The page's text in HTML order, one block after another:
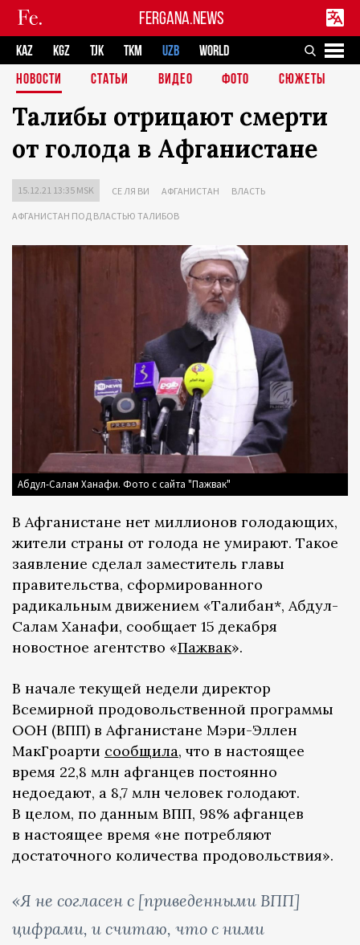
FERGANA.NEWS
KAZ KGZ TJK TKM UZB
WORLD
НОВОСТИ
СТАТЬИ ВИДЕО ФОТО СЮЖЕТЫ
Талибы отрицают смерти
от голода в Афганистане
15.12.21 13:35 MSK СЕ ЛЯ ВИ АФГАНИСТАН ВЛАСТЬ
АФГАНИСТАН ПОД ВЛАСТЬЮ ТАЛИБОВ
Абдул-Салам Ханафи. Фото с сайта "Пажвак"
В Афганистане нет миллионов голодающих,
жители страны от голода не умирают. Такое
заявление сделал заместитель главы
правительства, сформированного
радикальным движением «Талибан*, Абдул-
Салам Ханафи, сообщает 15 декабря
новостное агентство «Пажвак».
В начале текущей недели директор
Всемирной продовольственной программы
ООН (ВПП) в Афганистане Мэри-Эллен
МакГроарти сообщила, что в настоящее
время 22,8 млн афганцев постоянно
недоедают, а 8,7 млн человек голодают.
В целом, по данным ВПП, 98% афганцев
в настоящее время «не потребляют
достаточного количества продовольствия».
«Я не согласен с [приведенными ВПП]
цифрами, и считаю, что с ними